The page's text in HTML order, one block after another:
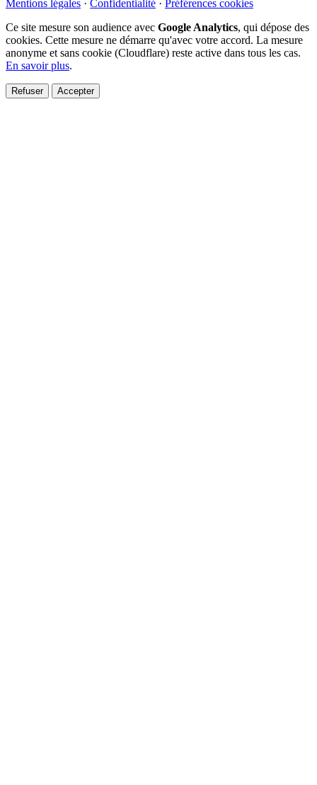
Mentions légales · Confidentialité · Préférences cookies
Ce site mesure son audience avec Google Analytics, qui dépose des
cookies. Cette mesure ne démarre qu'avec votre accord. La mesure
anonyme et sans cookie (Cloudflare) reste active dans tous les cas.
En savoir plus.
Refuser Accepter